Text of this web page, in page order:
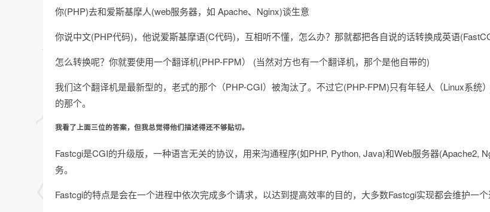
你(PHP)去和爱斯基摩人(web服务器，如 Apache、Nginx)谈生意
你说中文(PHP代码)，他说爱斯基摩语(C代码)，互相听不懂，怎么办？那就都把各自说的话转换成英语
怎么转换呢？你就要使用一个翻译机(PHP-FPM） (当然对方也有一个翻译机，那个是他自带的)
我们这个翻译机是最新型的，老式的那个（PHP-CGI）被淘汰了。不过它(PHP-FPM)只有年轻人（Linux系
的那个。
我看了上面三位的答案，但我总觉得他们描述得还不够贴切。
Fastcgi是CGI的升级版，一种语言无关的协议，用来沟通程序(如PHP, Python, Java)和Web服务器(Apache2,
务。
Fastcgi的特点是会在一个进程中依次完成多个请求，以达到提高效率的目的，大多数Fastcgi实现都会维护一个